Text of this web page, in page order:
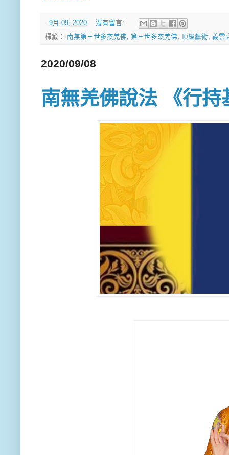
- 9月 09, 2020
沒有留言:
標籤： 南無第三世多杰羌佛, 第三世多杰羌佛, 頂級藝術, 義雲
2020/09/08
南無羌佛說法 《行持